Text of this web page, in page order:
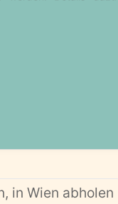
in Wien abholen